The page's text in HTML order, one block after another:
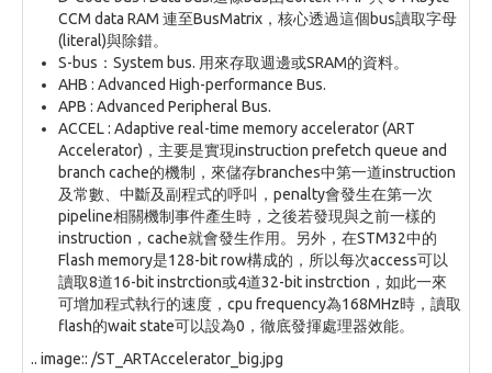
CCM data RAM 連至BusMatrix，核心透過這個bus讀取字母
(literal)與除錯。
S-bus：System bus. 用來存取週邊或SRAM的資料。
AHB : Advanced High-performance Bus.
APB : Advanced Peripheral Bus.
ACCEL : Adaptive real-time memory accelerator (ART
Accelerator)，主要是實現instruction prefetch queue and
branch cache的機制，來儲存branches中第一道instruction
及常數、中斷及副程式的呼叫，penalty會發生在第一次
pipeline相關機制事件產生時，之後若發現與之前一樣的
instruction，cache就會發生作用。另外，在STM32中的
Flash memory是128-bit row構成的，所以每次access可以
讀取8道16-bit instrction或4道32-bit instrction，如此一來
可增加程式執行的速度，cpu frequency為168MHz時，讀取
flash的wait state可以設為0，徹底發揮處理器效能。
.. image:: /ST_ARTAccelerator_big.jpg